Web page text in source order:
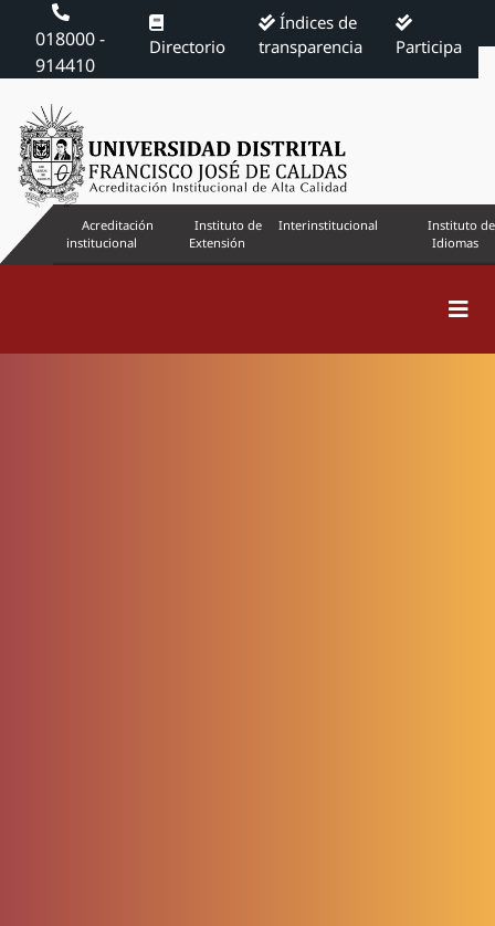
018000 -
914410
Directorio
Índices de
transparencia
Participa
Acreditación
institucional
Instituto de
Extensión
Interinstitucional
Instituto de
Idiomas